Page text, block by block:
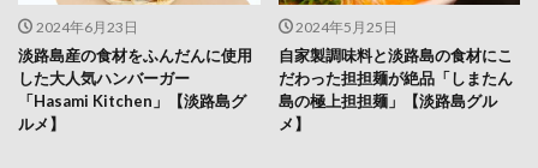
2024年6月23日
淡路島産の食材をふんだんに使用
した大人気ハンバーガー
「Hasami Kitchen」【淡路島グ
ルメ】
2024年5月25日
自家製調味料と淡路島の食材にこ
だわった担担麺が絶品「しまたん
島の極上担担麺」【淡路島グル
メ】